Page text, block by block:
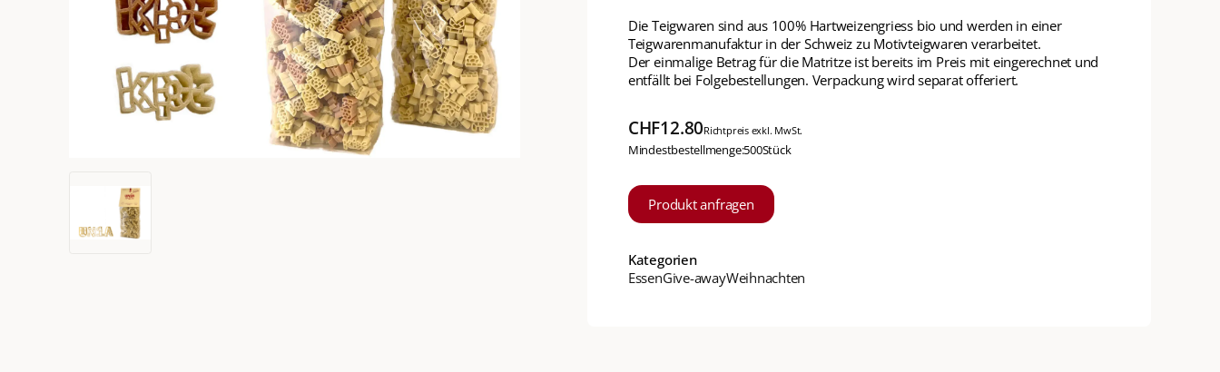
Die Teigwaren sind aus 100% Hartweizengriess bio und werden in einer
Teigwarenmanufaktur in der Schweiz zu Motivteigwaren verarbeitet.
Der einmalige Betrag für die Matritze ist bereits im Preis mit eingerechnet und
entfällt bei Folgebestellungen. Verpackung wird separat offeriert.
CHF12.80Richtpreis exkl. MwSt.
Mindestbestellmenge:500Stück
Produkt anfragen
Kategorien
EssenGive-awayWeihnachten